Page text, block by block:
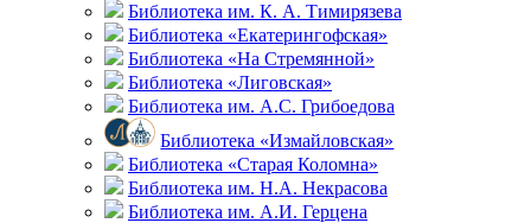
Библиотека им. К. А. Тимирязева
Библиотека «Екатерингофская»
Библиотека «На Стремянной»
Библиотека «Лиговская»
Библиотека им. А.С. Грибоедова
Библиотека «Измайловская»
Библиотека «Старая Коломна»
Библиотека им. Н.А. Некрасова
Библиотека им. А.И. Герцена